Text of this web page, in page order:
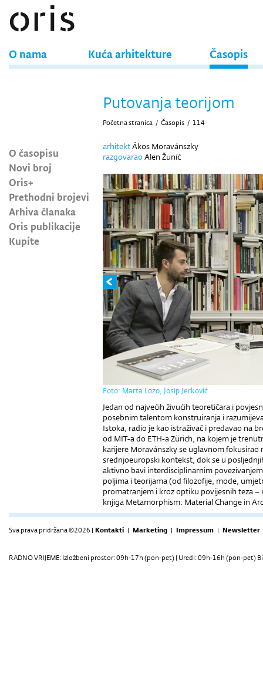
O nama Kuća arhitekture Časopis
O časopisu
Novi broj
Oris+
Prethodni brojevi
Arhiva članaka
Oris publikacije
Kupite
Putovanja teorijom
Početna stranica / Časopis / 114
arhitektÁkos Moravánszky
razgovarao Alen Žunić
Foto: Marta Lozo, Josip Jerković
Jedan od najvećih živućih teoretičara i
posebnim talentom konstruiranja i
Istoka, radio je kao istraživač i predavao na
od MIT-a do ETH-a Zürich, na kojem je
karijere Moravánszky se uglavnom
srednjoeuropski kontekst, dok se u
aktivno bavi interdisciplinarnim
poljima i teorijama (od filozofije, mode,
promatranjem i kroz optiku povijesnih teza –
knjiga Metamorphism: Material Change in
Sva prava pridržana ©2026 | Kontakti | Marketing | Impressum | Newsletter
RADNO VRIJEME: Izložbeni prostor: 09h-17h (pon-pet) | Uredi: 09h-16h (pon-pet)